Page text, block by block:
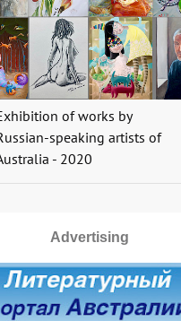
of works by
speaking artists of
- 2020
Advertising